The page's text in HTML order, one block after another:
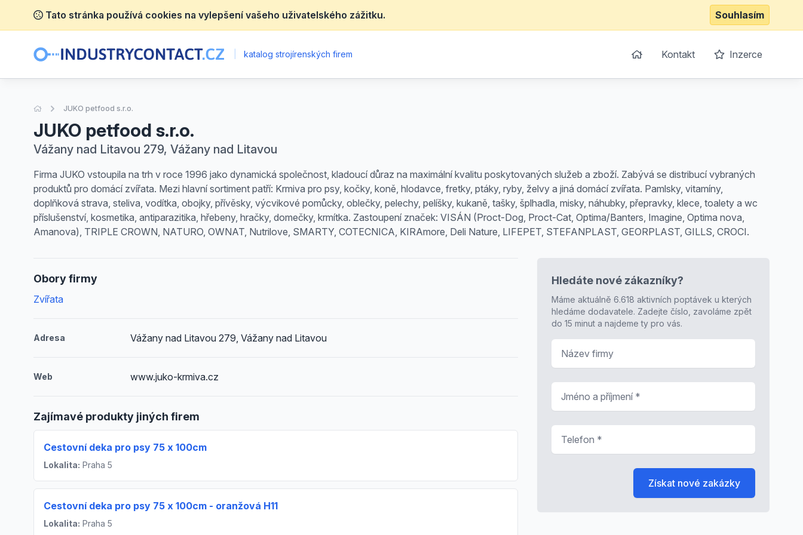
Tato stránka používá cookies na vylepšení vašeho uživatelského zážitku. Souhlasím
katalog strojírenských firem Kontakt Inzerce
Úvodní stránka
JUKO petfood s.r.o.
JUKO petfood s.r.o.
Vážany nad Litavou 279, Vážany nad Litavou
Firma JUKO vstoupila na trh v roce 1996 jako dynamická společnost, kladoucí důraz na maximální kvalitu poskytovaných služeb a zboží. Zabývá se distribucí vybraných
produktů pro domácí zvířata. Mezi hlavní sortiment patří: Krmiva pro psy, kočky, koně, hlodavce, fretky, ptáky, ryby, želvy a jiná domácí zvířata. Pamlsky, vitamíny,
doplňková strava, steliva, vodítka, obojky, přívěsky, výcvikové pomůcky, oblečky, pelechy, pelíšky, kukaně, tašky, šplhadla, misky, náhubky, přepravky, klece, toalety a wc
příslušenství, kosmetika, antiparazitika, hřebeny, hračky, domečky, krmítka. Zastoupení značek: VISÁN (Proct-Dog, Proct-Cat, Optima/Banters, Imagine, Optima nova,
Amanova), TRIPLE CROWN, NATURO, OWNAT, Nutrilove, SMARTY, COTECNICA, KIRAmore, Deli Nature, LIFEPET, STEFANPLAST, GEORPLAST, GILLS, CROCI.
Obory firmy
Zvířata
Adresa Vážany nad Litavou 279, Vážany nad Litavou
Web www.juko-krmiva.cz
Zajímavé produkty jiných firem
Cestovní deka pro psy 75 x 100cm
Lokalita: Praha 5
Cestovní deka pro psy 75 x 100cm - oranžová H11
Lokalita: Praha 5
Hledáte nové zákazníky?
Máme aktuálně 6.618 aktivních poptávek u kterých
hledáme dodavatele. Zadejte číslo, zavoláme zpět
do 15 minut a najdeme ty pro vás.
Získat nové zakázky